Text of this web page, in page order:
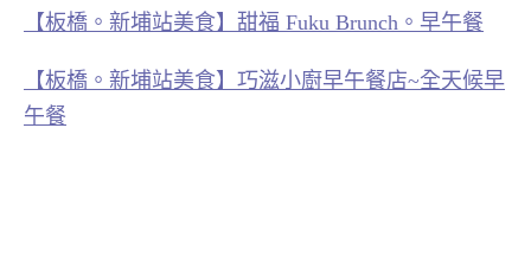
【板橋。新埔站美食】甜福 Fuku Brunch。早午餐
【板橋。新埔站美食】巧滋小廚早午餐店~全天候早
午餐